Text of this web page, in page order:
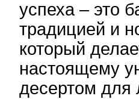
успеха – это
традицией и
который
настоящему
десертом